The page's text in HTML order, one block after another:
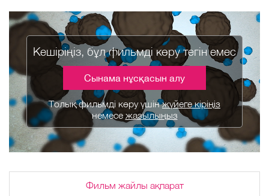
Кешіріңіз, бұл фильмді көру тегін емес
Сынама нұсқасын алу
Толық фильмді көру үшінжүйеге кіріңіз
немесе жазылыңыз
Фильм жайлы ақпарат